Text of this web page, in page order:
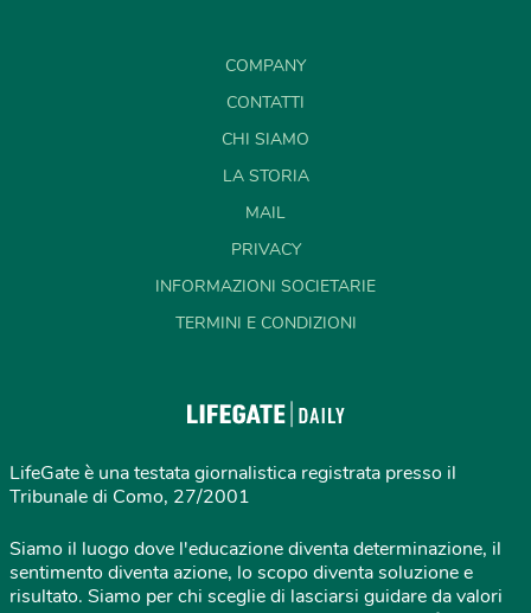
COMPANY
CONTATTI
CHI SIAMO
LA STORIA
MAIL
PRIVACY
INFORMAZIONI SOCIETARIE
TERMINI E CONDIZIONI
LifeGate è una testata giornalistica registrata presso il
Tribunale di Como, 27/2001
Siamo il luogo dove l'educazione diventa determinazione, il
sentimento diventa azione, lo scopo diventa soluzione e
risultato. Siamo per chi sceglie di lasciarsi guidare da valori